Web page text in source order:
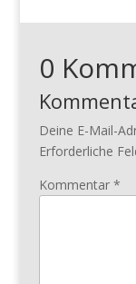
0
Deine E-Mail-
Erforderliche
Kommentar *